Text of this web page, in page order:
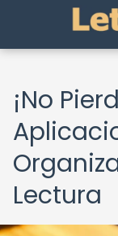
¡No
Lectura